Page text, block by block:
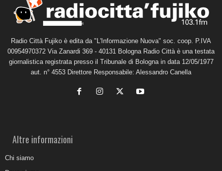
Radio Città Fujiko è edita da "L'Informazione Nuova" soc. coop. P.IVA
00954970372 Via Zanardi 369 - 40131 Bologna Radio Città è una testata
giornalistica registrata presso il Tribunale di Bologna in data 12/05/1977
aut. n° 4553 Direttore Responsabile: Alessandro Canella
Altre informazioni
Chi siamo